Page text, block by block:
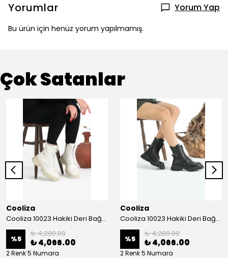
Yorumlar Yorum Yap
Bu ürün için henüz yorum yapılmamış.
Çok Satanlar
Cooliza
Cooliza 10023 Hakiki Deri Bağcıklı ve Fermuarlı Rahat Kadın Bot Ayakkabı - Ekru
%5
₺ 4,280.00
₺ 4,066.00
2 Renk 5 Numara
Cooliza
Cooliza 10023 Hakiki Deri Bağcıklı ve Fermuarlı Rahat Kadın Bot Ayakkabı - Siyah
%5
₺ 4,280.00
₺ 4,066.00
2 Renk 5 Numara